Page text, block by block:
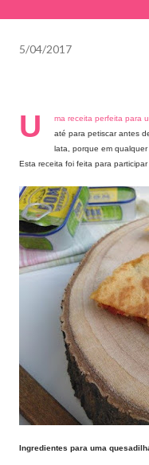
5/04/2017
U
ma receita perfeita para
até para petiscar antes
lata, porque em
Esta receita foi feita para
Ingredientes para uma